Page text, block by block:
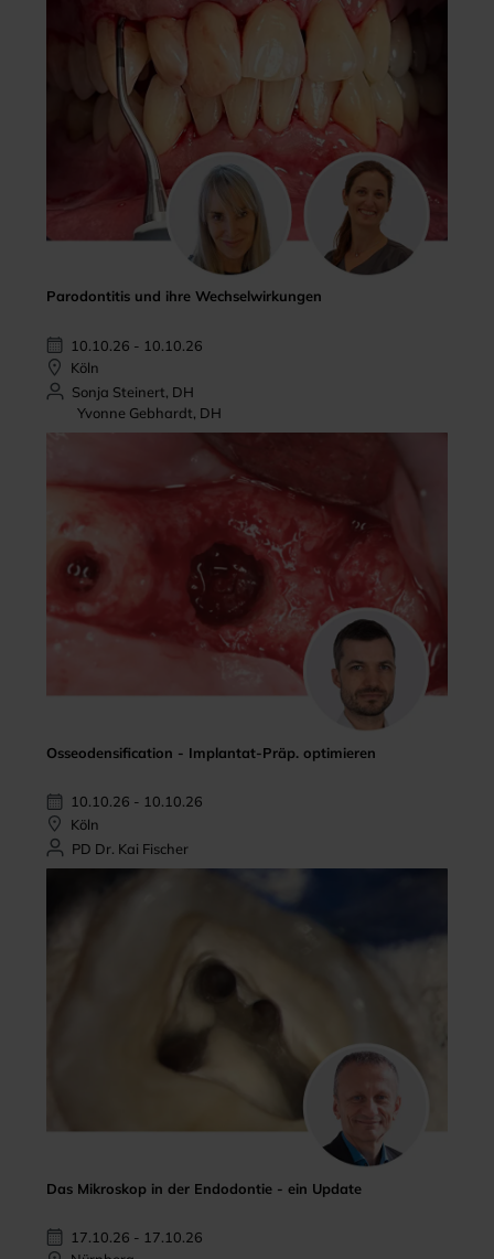
Parodontitis und ihre Wechselwirkungen
10.10.26 - 10.10.26
Köln
Sonja Steinert, DH
Yvonne Gebhardt, DH
Osseodensification - Implantat-Präp. optimieren
10.10.26 - 10.10.26
Köln
PD Dr. Kai Fischer
Das Mikroskop in der Endodontie - ein Update
17.10.26 - 17.10.26